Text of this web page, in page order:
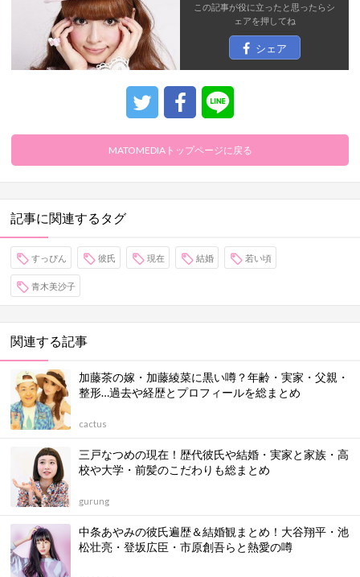
この記事が役に立ったと思ったらシ
ェアを押してね
シェア
MATOMEDIAトップページに戻る
記事に関連するタグ
すっぴん 彼氏 現在 結婚 若い頃
青木美沙子
関連する記事
加藤茶の嫁・加藤綾菜に黒い噂？年齢・実家・父親・
整形…過去や経歴とプロフィールを総まとめ
cactus
三戸なつめの現在！歴代彼氏や結婚・実家と家族・高
校や大学・前髪のこだわりも総まとめ
gurung
中条あやみの彼氏遍歴＆結婚観まとめ！大谷翔平・池
松壮亮・登坂広臣・市原創吾らと熱愛の噂